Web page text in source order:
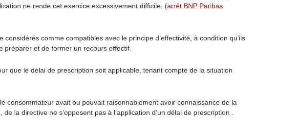
ne rende cet exercice excessivement difficile. (arrêt BNP Paribas
comme compatibles avec le principe d’effectivité, à condition qu’ils
et de former un recours effectif.
que le délai de prescription soit applicable, tenant compte de la situation
consommateur avait ou pouvait raisonnablement avoir connaissance de la
la directive ne s’opposent pas à l’application d’un délai de prescription .